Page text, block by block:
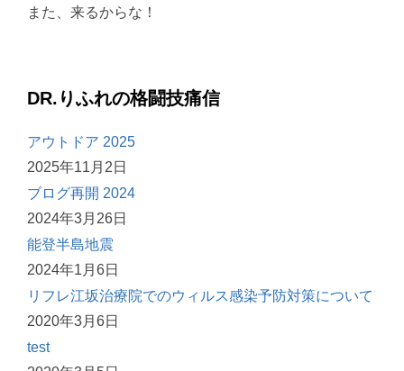
また、来るからな！
DR.りふれの格闘技痛信
アウトドア 2025
2025年11月2日
ブログ再開 2024
2024年3月26日
能登半島地震
2024年1月6日
リフレ江坂治療院でのウィルス感染予防対策について
2020年3月6日
test